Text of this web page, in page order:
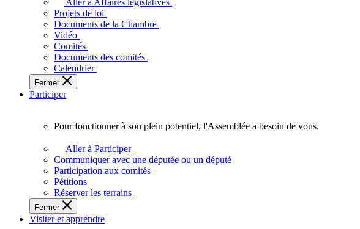
adopte
touchent
vie
des
Ontariennes
Ontariens.
Aller à Affaires législatives
Projets de loi
Documents de la Chambre
Vidéo
Comités
Documents des comités
Calendrier
Fermer
Participer
fonctionner
plein
potentiel,
l'Assemblée
a
besoin
Pour fonctionner à son plein potentiel, l'Assemblée a besoin de vous.
Aller à Participer
Communiquer avec une députée ou un député
Participation aux comités
Pétitions
Réserver les terrains
Fermer
Visiter et apprendre